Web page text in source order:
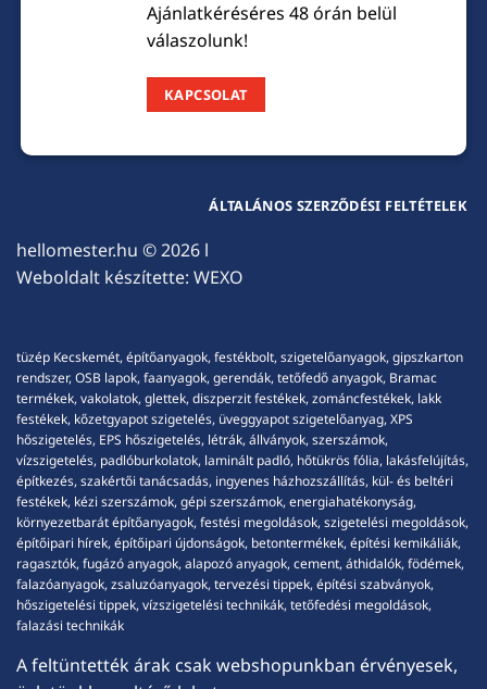
Ajánlatkéréséres 48 órán belül
válaszolunk!
KAPCSOLAT
hellomester.hu © 2026 l
Weboldalt készítette: WEXO
ÁLTALÁNOS SZERZŐDÉSI FELTÉTELEK
tüzép Kecskemét, építőanyagok, festékbolt, szigetelőanyagok, gipszkarton
rendszer, OSB lapok, faanyagok, gerendák, tetőfedő anyagok, Bramac
termékek, vakolatok, glettek, diszperzit festékek, zománcfestékek, lakk
festékek, kőzetgyapot szigetelés, üveggyapot szigetelőanyag, XPS
hőszigetelés, EPS hőszigetelés, létrák, állványok, szerszámok,
vízszigetelés, padlóburkolatok, laminált padló, hőtükrös fólia, lakásfelújítás,
építkezés, szakértői tanácsadás, ingyenes házhozszállítás, kül- és beltéri
festékek, kézi szerszámok, gépi szerszámok, energiahatékonyság,
környezetbarát építőanyagok, festési megoldások, szigetelési megoldások,
építőipari hírek, építőipari újdonságok, betontermékek, építési kemikáliák,
ragasztók, fugázó anyagok, alapozó anyagok, cement, áthidalók, födémek,
falazóanyagok, zsaluzóanyagok, tervezési tippek, építési szabványok,
hőszigetelési tippek, vízszigetelési technikák, tetőfedési megoldások,
falazási technikák
A feltüntették árak csak webshopunkban érvényesek,